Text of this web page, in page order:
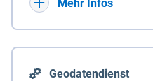
Mehr Infos
Geodatendienst